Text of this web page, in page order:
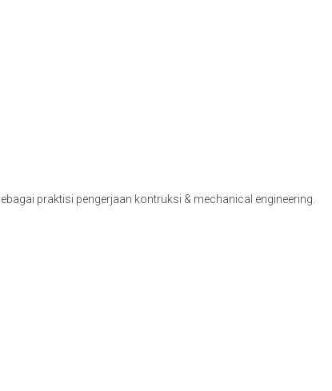
praktisi pengerjaan kontruksi & mechanical engineering.